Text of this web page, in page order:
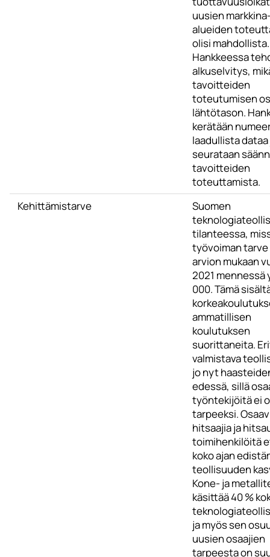
uusien
alueiden
olisi mahdollista.
Hankkeessa
alkuselvitys,
tavoitteiden
toteutumisen
lähtötason.
kerätään
laadullista dataa
seurataan
tavoitteiden
toteuttamista.
Kehittämistarve
Suomen
tilanteessa,
työvoiman tarve
arvion mukaan
2021 mennessä
000. Tämä
ammatillisen
koulutuksen
suorittaneita.
valmistava
jo nyt
edessä, sillä
työntekijöitä ei
tarpeeksi.
hitsaajia ja
toimihenkilöitä
koko ajan
teollisuuden
Kone- ja
käsittää 40 %
ja myös sen
uusien osaajien
tarpeesta on